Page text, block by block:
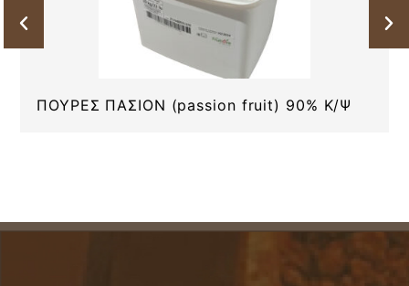
ΠΟΥΡΕΣ ΠΑΣΙΟΝ (passion fruit) 90% Κ/Ψ